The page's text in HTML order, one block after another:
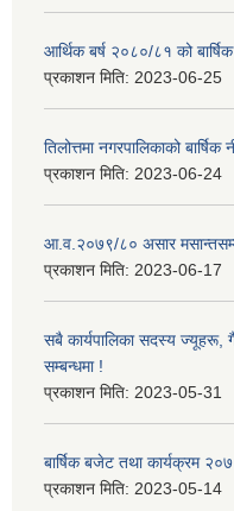
आर्थिक बर्ष २०८०/८१ को
प्रकाशन मिति: 2023-06-25
तिलोत्तमा नगरपालिकाको
प्रकाशन मिति: 2023-06-24
आ.व.२०७९/८० असार
प्रकाशन मिति: 2023-06-17
सबै कार्यपालिका सदस्य
सम्बन्धमा !
प्रकाशन मिति: 2023-05-31
बार्षिक बजेट तथा कार्यक्रम
प्रकाशन मिति: 2023-05-14